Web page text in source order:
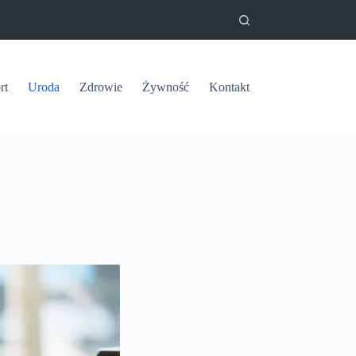
Uroda Zdrowie Żywność Kontakt